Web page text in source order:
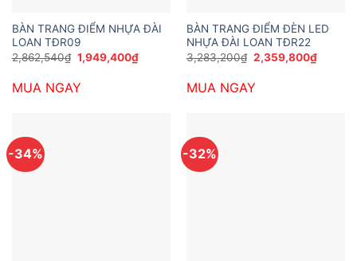
BÀN TRANG ĐIỂM NHỰA ĐÀI
LOAN TĐR09
2,862,540₫ Giá
gốc
2,862,540₫.
1,949,400₫Giá
hiện
MUA NGAY
BÀN TRANG ĐIỂM ĐÈN LED
NHỰA ĐÀI LOAN TĐR22
3,283,200₫ Giá
gốc
3,283,200₫.
2,359,800₫Giá
hiện
MUA NGAY
-34% -32%